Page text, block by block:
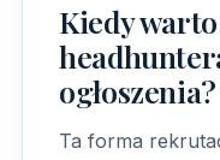
Kiedy
ogłoszenia?
Ta forma